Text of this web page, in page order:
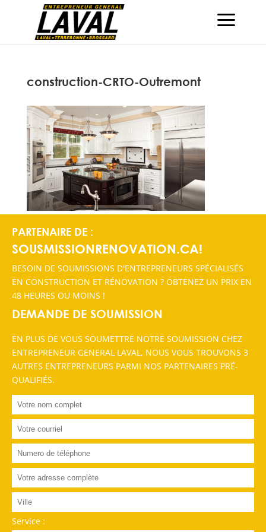
construction-CRTO-Outremont
PARTENAIRE DE :
SOUSMISSIONRENOVATION.CA!
BESOIN DE SOUMISSIONS D'ENTREPRENEURS SPÉCIALISÉS
EN CONSTRUCTION ET RÉNOVATION ? OBTENEZ UN PRIX EN
48 HEURES OU MOINS !
DEMANDE DE SOUMISSION
EN PLUS DE VOUS SOUMETTRE NOTRE SOUMISSION CHEZ
ENTREPRENEUR GENERAL LAVAL, NOUS VOUS TROUVONS 3
AUTRES ENTREPRENEURS PARMI NOS PARTENAIRES PRÉ-
QUALIFIÉS.
Service :